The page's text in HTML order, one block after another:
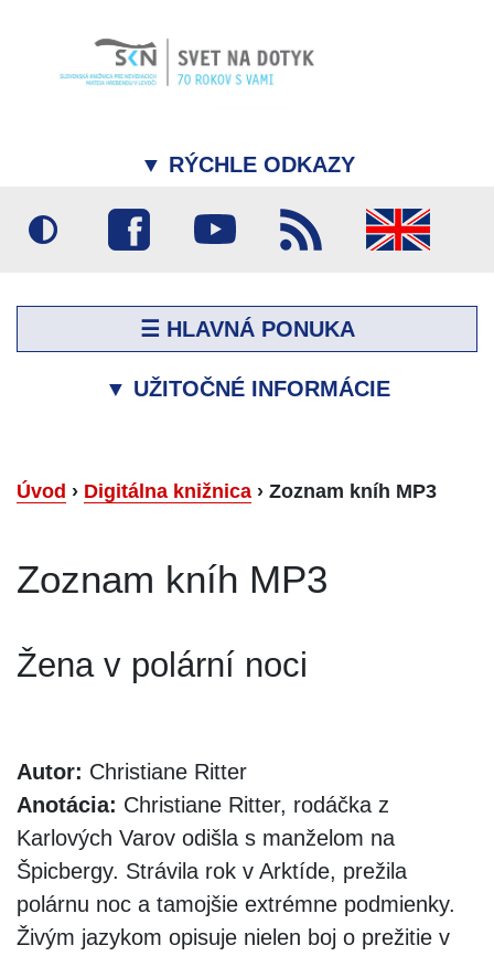
▼ RÝCHLE ODKAZY
☰ HLAVNÁ PONUKA
▼ UŽITOČNÉ INFORMÁCIE
Úvod › Digitálna knižnica › Zoznam kníh MP3
Zoznam kníh MP3
Žena v polární noci
Autor: Christiane Ritter
Anotácia: Christiane Ritter, rodáčka z
Karlových Varov odišla s manželom na
Špicbergy. Strávila rok v Arktíde, prežila
polárnu noc a tamojšie extrémne podmienky.
Živým jazykom opisuje nielen boj o prežitie v